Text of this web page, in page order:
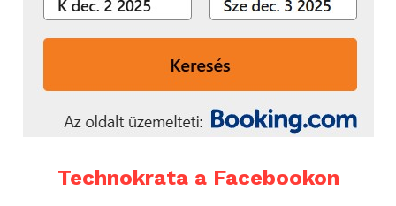
Technokrata a Facebookon